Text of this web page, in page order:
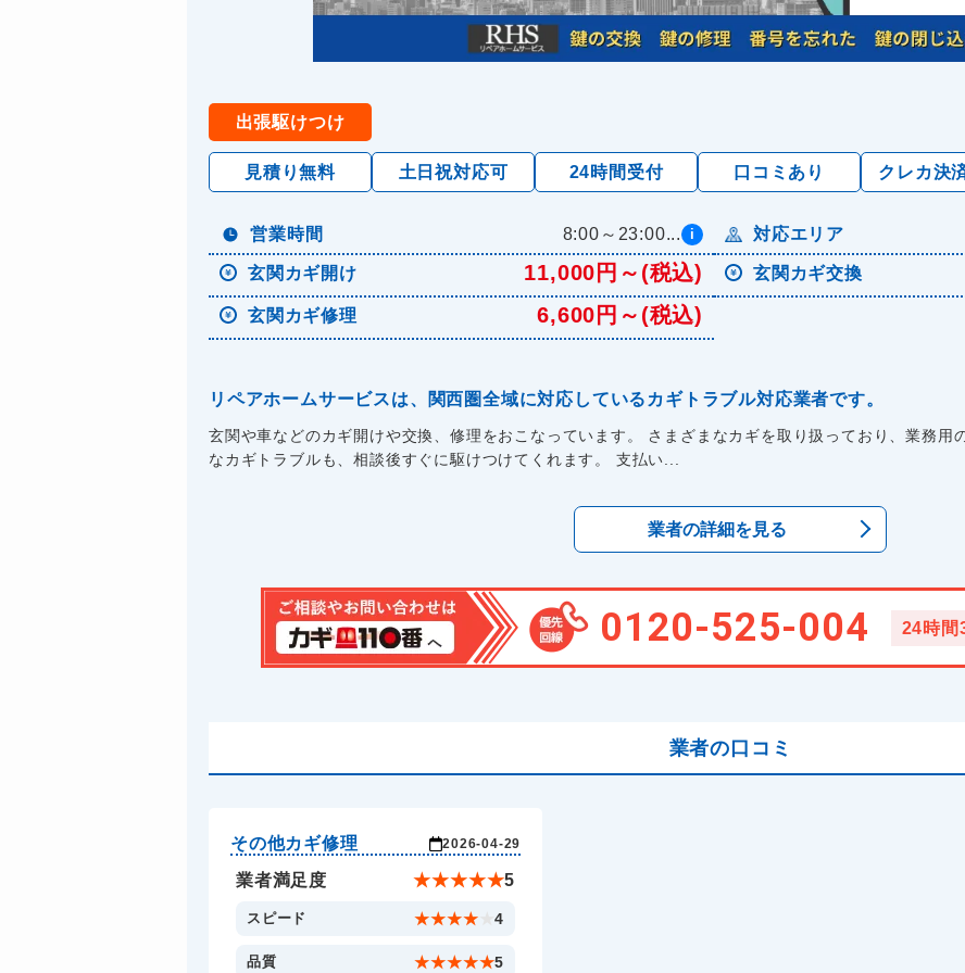
出張駆けつけ
見積り無料 土日祝対応可 24時間受付 口コミあり クレカ決
営業時間 8:00～23:00... i 対応エリア
玄関カギ開け 11,000円～(税込) 玄関カギ交換
玄関カギ修理 6,600円～(税込)
リペアホームサービスは、関西圏全域に対応しているカギトラブル対応業者です。
玄関や車などのカギ開けや交換、修理をおこなっています。 さまざまなカギを取り扱っており、業務用
なカギトラブルも、相談後すぐに駆けつけてくれます。 支払い...
業者の詳細を見る
0120-525-004 24時間
業者の口コミ
その他カギ修理 2026-04-29
業者満足度 ★★★★★5
スピード ★★★★ ★4
品質 ★★★★★5